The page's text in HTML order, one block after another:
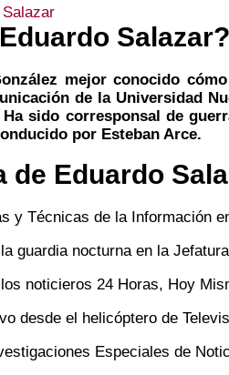
Salazar?
mejor conocido
de la Universidad
sido corresponsal de
por Esteban Arce.
de Eduardo
y Técnicas de la Información
guardia nocturna en la
noticieros 24 Horas, Hoy
desde el helicóptero de
Especiales de